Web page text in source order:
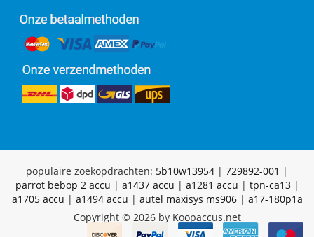
populaire zoekopdrachten: 5b10w13954 | 729892-001 |
parrot bebop 2 accu | a1437 accu | a1281 accu | tpn-ca13|
a1705 accu | a1494 accu | autel maxisys ms906| a17-180p1a
Copyright © 2026 by Koopaccus.net